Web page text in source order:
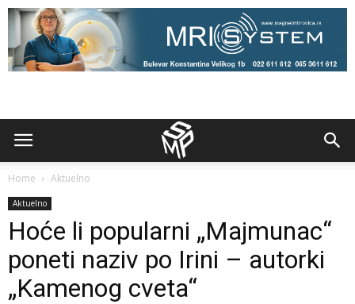
Home Aktuelno
Aktuelno
Hoće li popularni „Majmunac“
poneti naziv po Irini – autorki
„Kamenog cveta“